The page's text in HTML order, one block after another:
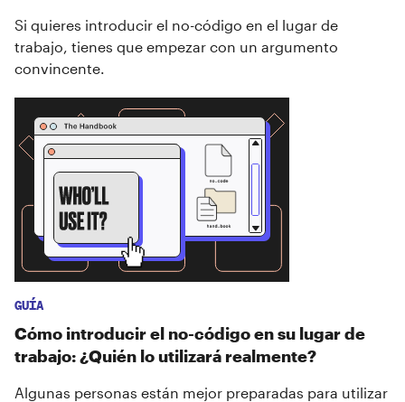
Si quieres introducir el no-código en el lugar de
trabajo, tienes que empezar con un argumento
convincente.
GUÍA
Cómo introducir el no-código en su lugar de
trabajo: ¿Quién lo utilizará realmente?
Algunas personas están mejor preparadas para utilizar